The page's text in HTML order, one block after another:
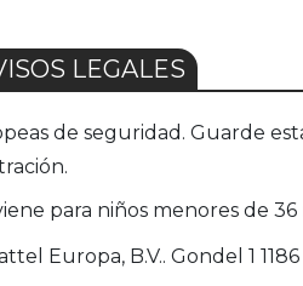
LEGALES
de seguridad. Guarde
para niños menores de 36
Europa, B.V.. Gondel 1